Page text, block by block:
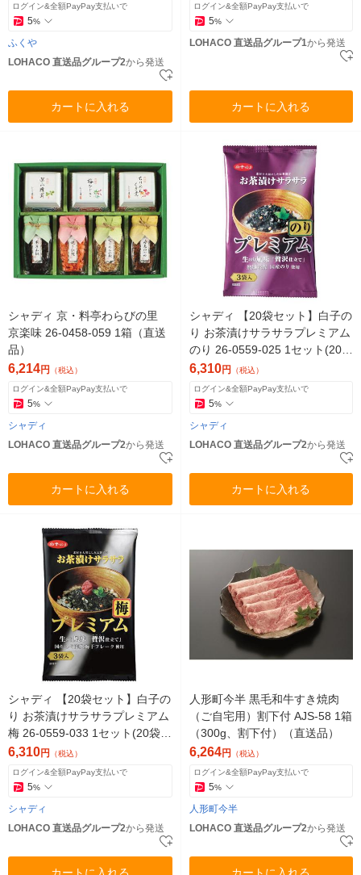
ログイン&全額PayPay支払いで
5%
ふくや
LOHACO 直送品グループ2から発送
カートに入れる
ログイン&全額PayPay支払いで
5%
LOHACO 直送品グループ1から発送
カートに入れる
シャディ 京・料亭わらびの里
京楽味 26-0458-059 1箱（直送
品）
6,214円 （税込）
ログイン&全額PayPay支払いで
5%
シャディ
LOHACO 直送品グループ2から発送
カートに入れる
シャディ 【20袋セット】白子の
り お茶漬けサラサラプレミアム
のり 26-0559-025 1セット(20
袋)（直送品）
6,310円 （税込）
ログイン&全額PayPay支払いで
5%
シャディ
LOHACO 直送品グループ2から発送
カートに入れる
シャディ 【20袋セット】白子の
り お茶漬けサラサラプレミアム
梅 26-0559-033 1セット(20袋)
（直送品）
6,310円 （税込）
ログイン&全額PayPay支払いで
5%
シャディ
LOHACO 直送品グループ2から発送
人形町今半 黒毛和牛すき焼肉
（ご自宅用）割下付 AJS-58 1箱
（300g、割下付）（直送品）
6,264円 （税込）
ログイン&全額PayPay支払いで
5%
人形町今半
LOHACO 直送品グループ2から発送